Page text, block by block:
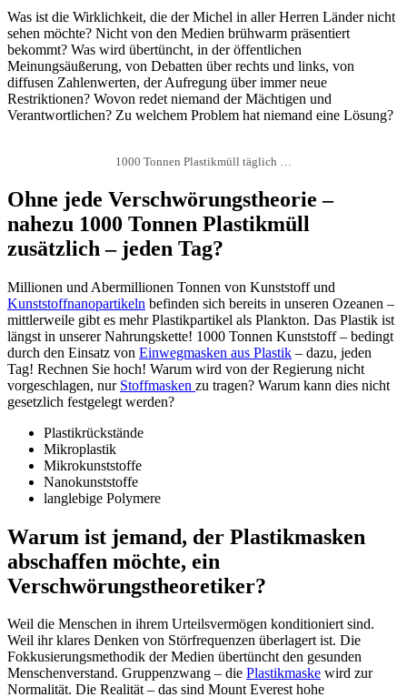
Was ist die Wirklichkeit, die der Michel in aller Herren Länder nicht
sehen möchte? Nicht von den Medien brühwarm präsentiert
bekommt? Was wird übertüncht, in der öffentlichen
Meinungsäußerung, von Debatten über rechts und links, von
diffusen Zahlenwerten, der Aufregung über immer neue
Restriktionen? Wovon redet niemand der Mächtigen und
Verantwortlichen? Zu welchem Problem hat niemand eine Lösung?
1000 Tonnen Plastikmüll täglich …
Ohne jede Verschwörungstheorie –
nahezu 1000 Tonnen Plastikmüll
zusätzlich – jeden Tag?
Millionen und Abermillionen Tonnen von Kunststoff und
Kunststoffnanopartikeln befinden sich bereits in unseren Ozeanen –
mittlerweile gibt es mehr Plastikpartikel als Plankton. Das Plastik ist
längst in unserer Nahrungskette! 1000 Tonnen Kunststoff – bedingt
durch den Einsatz von Einwegmasken aus Plastik – dazu, jeden
Tag! Rechnen Sie hoch! Warum wird von der Regierung nicht
vorgeschlagen, nur Stoffmasken zu tragen? Warum kann dies nicht
gesetzlich festgelegt werden?
Plastikrückstände
Mikroplastik
Mikrokunststoffe
Nanokunststoffe
langlebige Polymere
Warum ist jemand, der Plastikmasken
abschaffen möchte, ein
Verschwörungstheoretiker?
Weil die Menschen in ihrem Urteilsvermögen konditioniert sind.
Weil ihr klares Denken von Störfrequenzen überlagert ist. Die
Fokkusierungsmethodik der Medien übertüncht den gesunden
Menschenverstand. Gruppenzwang – die Plastikmaske wird zur
Normalität. Die Realität – das sind Mount Everest hohe